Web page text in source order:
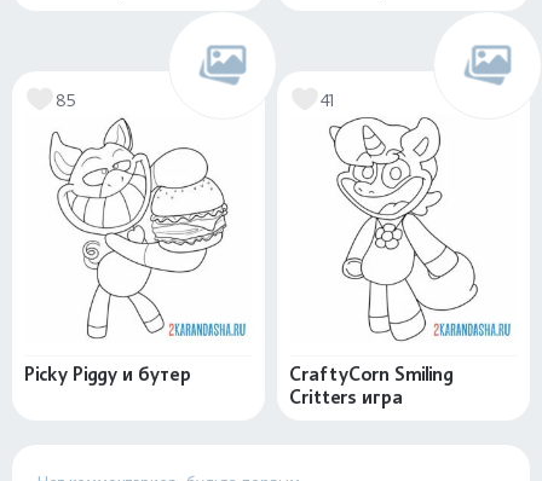
85
Picky Piggy и бутер
41
CraftyCorn Smiling
Critters игра